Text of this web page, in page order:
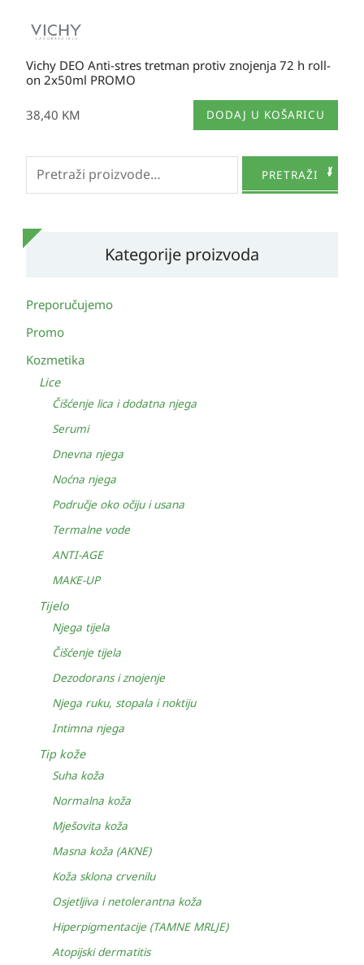
Vichy DEO Anti-stres tretman protiv znojenja 72 h roll-
on 2x50ml PROMO
38,40 KM DODAJ U KOŠARICU
Pretraži: PRETRAŽI
Kategorije proizvoda
Preporučujemo
Promo
Kozmetika
Lice
Čišćenje lica i dodatna njega
Serumi
Dnevna njega
Noćna njega
Područje oko očiju i usana
Termalne vode
ANTI-AGE
MAKE-UP
Tijelo
Njega tijela
Čišćenje tijela
Dezodorans i znojenje
Njega ruku, stopala i noktiju
Intimna njega
Tip kože
Suha koža
Normalna koža
Mješovita koža
Masna koža (AKNE)
Koža sklona crvenilu
Osjetljiva i netolerantna koža
Hiperpigmentacije (TAMNE MRLJE)
Atopijski dermatitis